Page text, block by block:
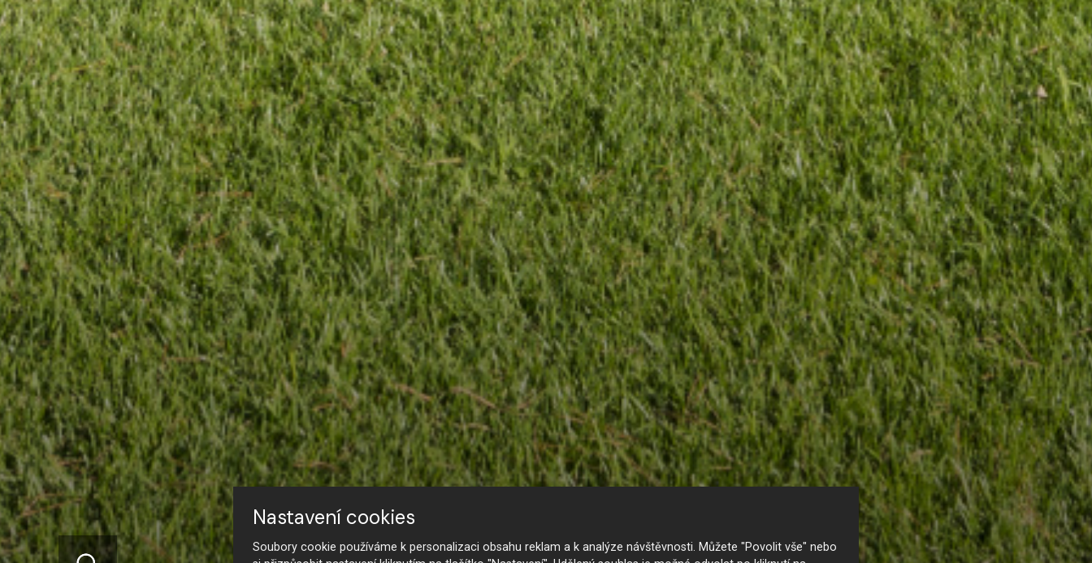
Nastavení cookies
Soubory cookie používáme k personalizaci obsahu reklam a k analýze návštěvnosti. Můžete "Povolit vše" nebo